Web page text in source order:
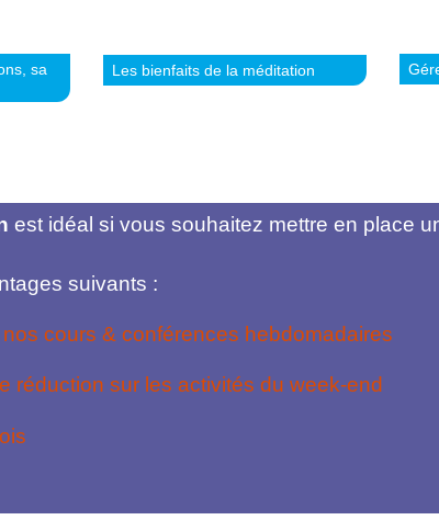
sa
Les bienfaits de la méditation
est idéal si vous souhaitez mettre en place
suivants :
nos cours & conférences hebdomadaires
réduction sur les activités du week-end